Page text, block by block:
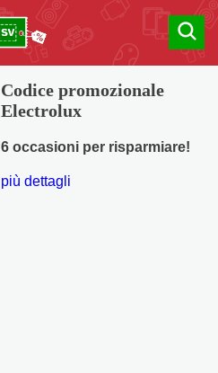
Codice promozionale
Electrolux
6 occasioni per risparmiare!
più dettagli